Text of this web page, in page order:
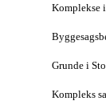
Komplekse
Grunde i
Kompleks